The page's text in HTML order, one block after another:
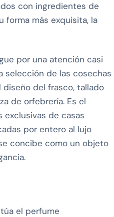
con ingredientes de
forma más exquisita, la
por una atención casi
selección de las cosechas
del frasco, tallado
de orfebrería. Es el
de casas
por entero al lujo
concibe como un objeto
el perfume